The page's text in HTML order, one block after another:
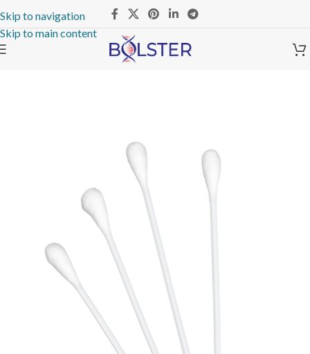
Skip to navigation
Skip to main content